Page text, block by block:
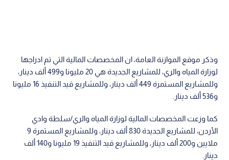
وذكر موقع الموازنة العامة، ان المخصصات المالية التي تم ادراجها
لوزارة المياه والري، للمشاريع الجديدة هي 20 مليونا و499 ألف دينار،
وللمشاريع المستمرة 449 ألف دينار، وللمشاريع قيد التنفيذ 16 مليونا
و536 ألف دينار.
كما وزعت المخصصات المالية لوزارة المياه والري/سلطة وادي
الأردن، للمشاريع الجديدة 830 ألف دينار، وللمشاريع المستمرة 9
ملايين و200 ألف دينار، وللمشاريع قيد التنفيذ 19 مليونا و140 ألف
دينار.